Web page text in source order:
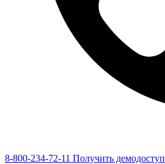
8-800-234-72-11 Получить демодоступ